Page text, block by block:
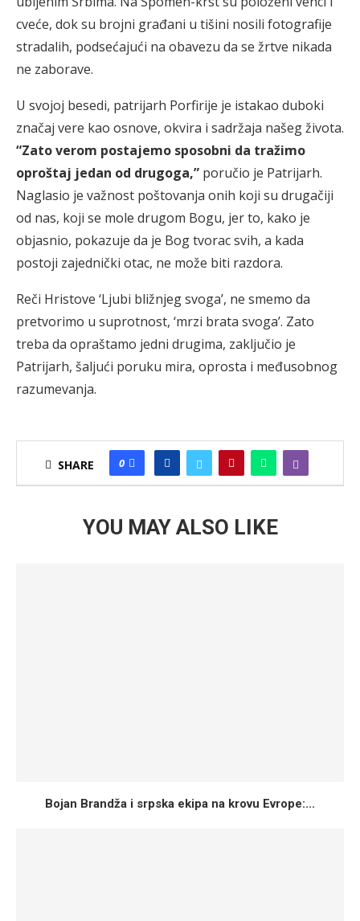
cveće, dok su brojni građani u tišini nosili fotografije
stradalih, podsećajući na obavezu da se žrtve nikada
ne zaborave.
U svojoj besedi, patrijarh Porfirije je istakao duboki
značaj vere kao osnove, okvira i sadržaja našeg života.
“Zato verom postajemo sposobni da tražimo
oproštaj jedan od drugoga,” poručio je Patrijarh.
Naglasio je važnost poštovanja onih koji su drugačiji
od nas, koji se mole drugom Bogu, jer to, kako je
objasnio, pokazuje da je Bog tvorac svih, a kada
postoji zajednički otac, ne može biti razdora.
Reči Hristove ‘Ljubi bližnjeg svoga’, ne smemo da
pretvorimo u suprotnost, ‘mrzi brata svoga’. Zato
treba da opraštamo jedni drugima, zaključio je
Patrijarh, šaljući poruku mira, oprosta i međusobnog
razumevanja.
SHARE 0
YOU MAY ALSO LIKE
Bojan Brandža i srpska ekipa na krovu Evrope:...